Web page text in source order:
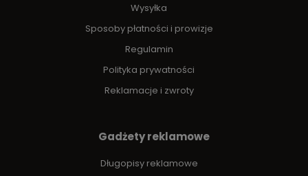
Wysyłka
Sposoby płatności i prowizje
Regulamin
Polityka prywatności
Reklamacje i zwroty
Gadżety reklamowe
Długopisy reklamowe